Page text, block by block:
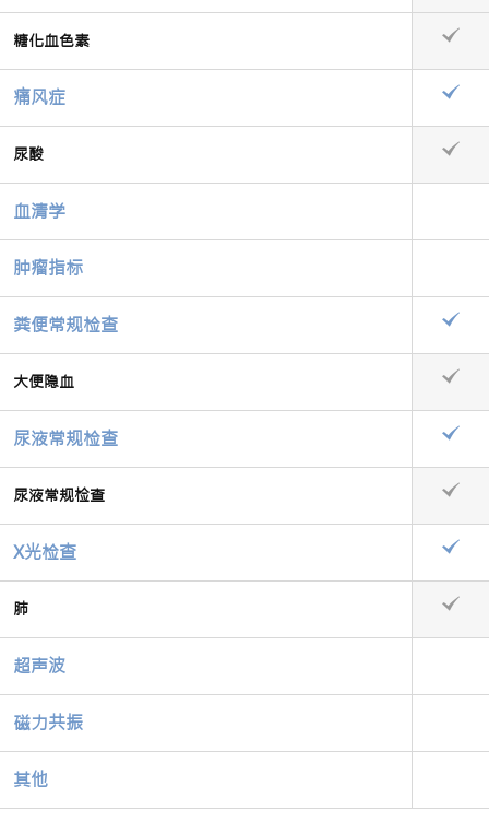
糖化血色素
痛风症
尿酸
血清学
肿瘤指标
粪便常规检查
大便隐血
尿液常规检查
尿液常规检查
X光检查
肺
超声波
磁力共振
其他